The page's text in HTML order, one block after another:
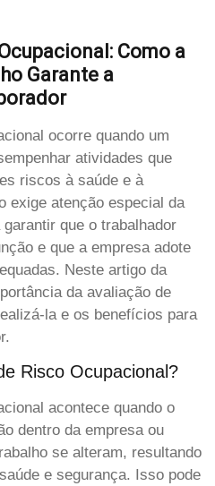
Como a
Garante a
ocorre quando um
atividades que
riscos à saúde e à
exige atenção especial da
que o trabalhador
e que a empresa adote
Neste artigo da
da avaliação de
la e os benefícios para
Risco Ocupacional?
acontece quando o
dentro da empresa ou
se alteram, resultando
e segurança. Isso pode